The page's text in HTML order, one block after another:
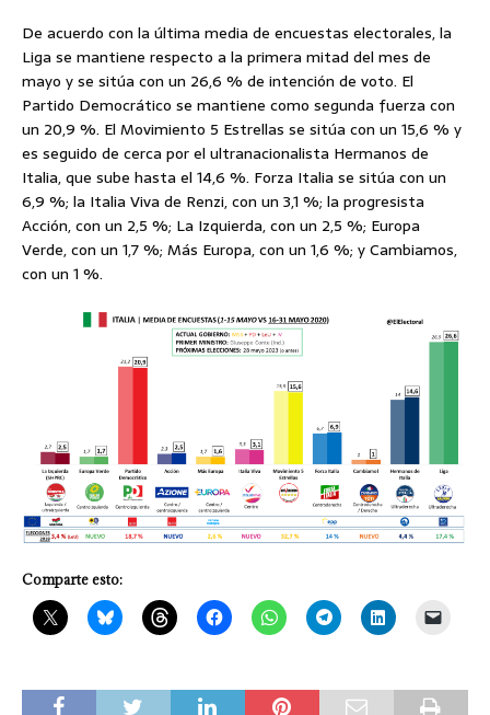
De acuerdo con la última media de encuestas electorales, la
Liga se mantiene respecto a la primera mitad del mes de
mayo y se sitúa con un 26,6 % de intención de voto. El
Partido Democrático se mantiene como segunda fuerza con
un 20,9 %. El Movimiento 5 Estrellas se sitúa con un 15,6 % y
es seguido de cerca por el ultranacionalista Hermanos de
Italia, que sube hasta el 14,6 %. Forza Italia se sitúa con un
6,9 %; la Italia Viva de Renzi, con un 3,1 %; la progresista
Acción, con un 2,5 %; La Izquierda, con un 2,5 %; Europa
Verde, con un 1,7 %; Más Europa, con un 1,6 %; y Cambiamos,
con un 1 %.
Comparte esto: